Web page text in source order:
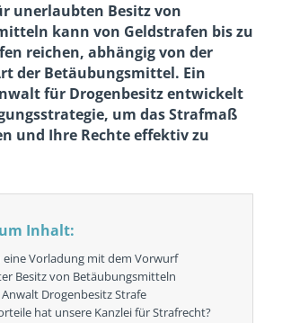
unerlaubten Besitz von
kann von Geldstrafen bis zu
reichen, abhängig von der
der Betäubungsmittel. Ein
für Drogenbesitz entwickelt
um das Strafmaß
und Ihre Rechte effektiv zu
Inhalt:
eine Vorladung mit dem Vorwurf
Besitz von Betäubungsmitteln
Drogenbesitz Strafe
hat unsere Kanzlei für Strafrecht?